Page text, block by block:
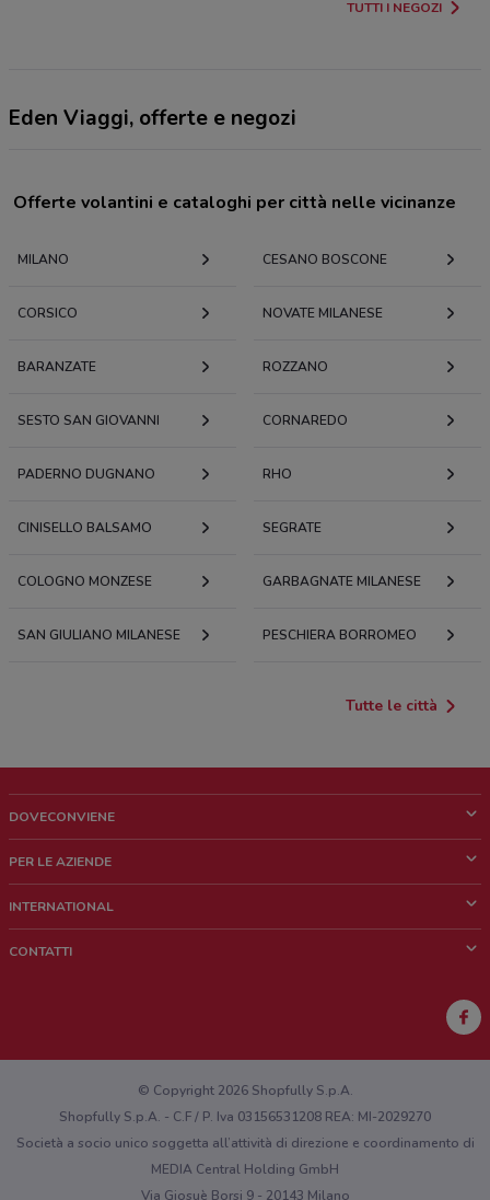
TUTTI I NEGOZI
Eden Viaggi, offerte e negozi
Offerte volantini e cataloghi per città nelle vicinanze
MILANO CESANO BOSCONE
CORSICO NOVATE MILANESE
BARANZATE ROZZANO
SESTO SAN GIOVANNI CORNAREDO
PADERNO DUGNANO RHO
CINISELLO BALSAMO SEGRATE
COLOGNO MONZESE GARBAGNATE MILANESE
SAN GIULIANO MILANESE PESCHIERA BORROMEO
Tutte le città
DOVECONVIENE
Chi siamo
Lavora con noi
PER LE AZIENDE
Richieste commerciali e marketing
INTERNATIONAL
CONTATTI
Hai un malfunzionamento sul web o sull'app?
© Copyright 2026 Shopfully S.p.A.
Shopfully S.p.A. - C.F / P. Iva 03156531208 REA: MI-2029270
Società a socio unico soggetta all’attività di direzione e coordinamento di
MEDIA Central Holding GmbH
Via Giosuè Borsi 9 - 20143 Milano